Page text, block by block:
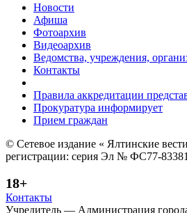
Новости
Афиша
Фотоархив
Видеоархив
Ведомства, учреждения,
Контакты
Правила аккредитации
Прокуратура информирует
Прием граждан
© Сетевое издание « Ялтинские
регистрации: серия Эл № ФС77-
18+
Контакты
Учредитель — Администрация